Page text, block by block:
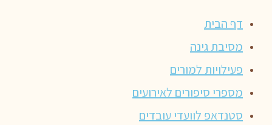
דף הבית
מסיבת גינה
פעילויות למורים
מספרי סיפורים לאירועים
סטנדאפ לוועדי עובדים